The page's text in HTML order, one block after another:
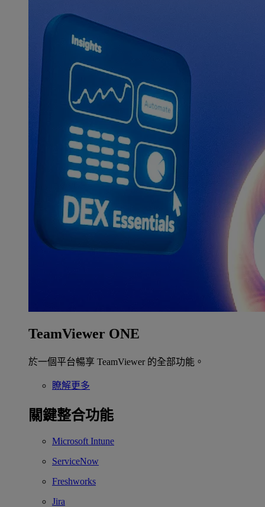
TeamViewer ONE
於一個平台暢享 TeamViewer 的全部功能。
瞭解更多
關鍵整合功能
Microsoft Intune
ServiceNow
Freshworks
Jira